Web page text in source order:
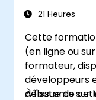
21 Heures
Cette
(en ligne ou
formateur,
développeurs
débutants sur
À l'issue de